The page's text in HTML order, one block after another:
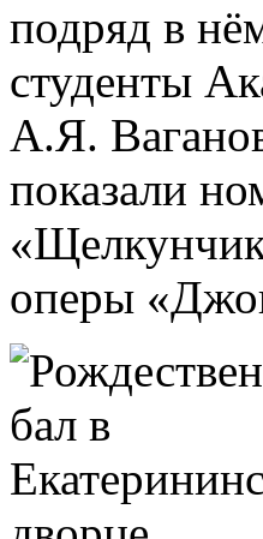
подряд в
студенты
А.Я.
показали
оперы